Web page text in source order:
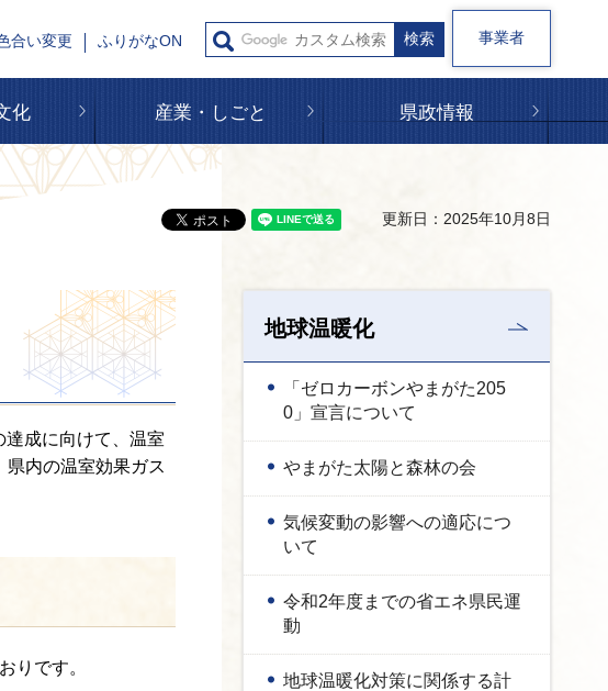
合い変更 ふりがなON 事業者
化 産業・しごと 県政情報
更新日：2025年10月8日
達成に向けて、温室
内の温室効果ガス
りです。
地球温暖化
「ゼロカーボンやまがた205
0」宣言について
やまがた太陽と森林の会
気候変動の影響への適応につ
いて
令和2年度までの省エネ県民運
動
地球温暖化対策に関係する計